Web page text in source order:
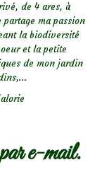
de 4 ares, à
ma passion
la biodiversité
et la petite
de mon jardin
e-mail.